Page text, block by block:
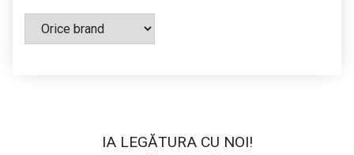
IA LEGĂTURA CU NOI!